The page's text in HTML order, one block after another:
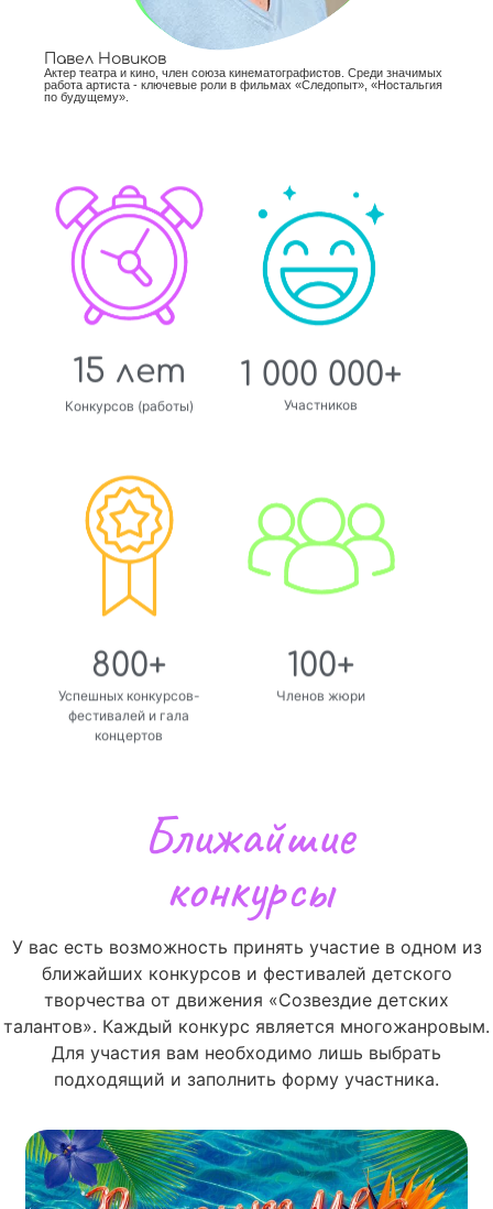
Павел Новиков
Актер театра и кино, член союза кинематографистов. Среди значимых
работа артиста - ключевые роли в фильмах «Следопыт», «Ностальгия
по будущему».
15 лет
Конкурсов (работы)
1 000 000+
Участников
800+
Успешных конкурсов-
фестивалей и гала
концертов
100+
Членов жюри
Ближайшие
конкурсы
У вас есть возможность принять участие в одном из
ближайших конкурсов и фестивалей детского
творчества от движения «Созвездие детских
талантов». Каждый конкурс является многожанровым.
Для участия вам необходимо лишь выбрать
подходящий и заполнить форму участника.